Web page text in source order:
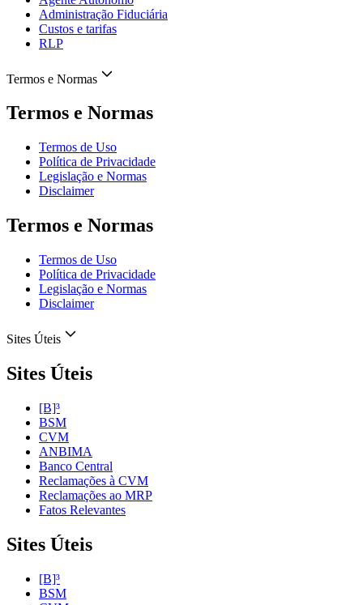
Administração Fiduciária
Custos e tarifas
RLP
Termos e Normas
Termos e Normas
Termos de Uso
Política de Privacidade
Legislação e Normas
Disclaimer
Termos e Normas
Termos de Uso
Política de Privacidade
Legislação e Normas
Disclaimer
Sites Úteis
Sites Úteis
[B]³
BSM
CVM
ANBIMA
Banco Central
Reclamações à CVM
Reclamações ao MRP
Fatos Relevantes
Sites Úteis
[B]³
BSM